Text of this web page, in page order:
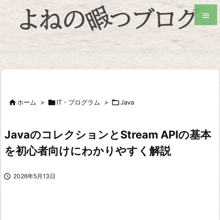

ホーム > IT・プログラム > Java
JavaのコレクションとStream APIの基本
を初心者向けにわかりやすく解説
 2026年5月13日